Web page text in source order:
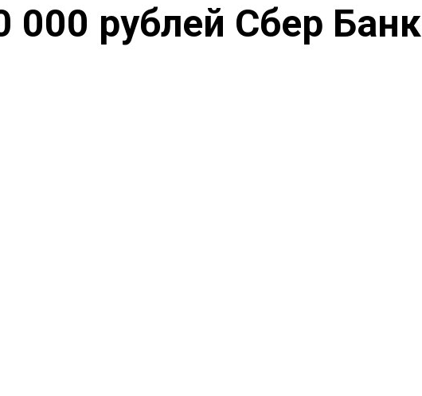
рублей Сбер Банк